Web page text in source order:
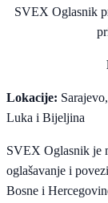
SVEX Oglasnik
Lokacije:
Luka i Bijeljina
SVEX Oglasnik je
oglašavanje i
Bosne i